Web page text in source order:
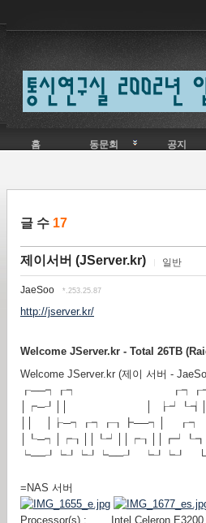
홈 동문회 공지
글 수 17
제이서버 (JServer.kr) 일반
JaeSoo *.253.25.87
http://jserver.kr/
Welcome JServer.kr - Total 26TB
Welcome JServer.kr (제이 서버 -
┎──┑┎┑
│┍─┚││ │ ┟┙┖┪│
││ │┟─┑┎┑┎┒┣──┑│ ┎┑ │
┕──┚┕┚┕┚┕──┚ ┕┚┕┚ └┚
=NAS 서버
Processor(s) : Intel Celeron E3200